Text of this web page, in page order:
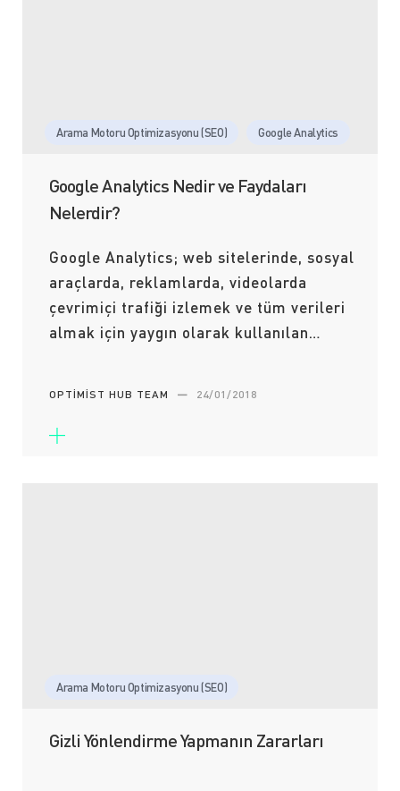
Arama Motoru Optimizasyonu (SEO) Google Analytics
Google Analytics Nedir ve Faydaları
Nelerdir?
Google Analytics; web sitelerinde, sosyal
araçlarda, reklamlarda, videolarda
çevrimiçi trafiği izlemek ve tüm verileri
almak için yaygın olarak kullanılan…
OPTIMIST HUB TEAM — 24/01/2018
Arama Motoru Optimizasyonu (SEO)
Gizli Yönlendirme Yapmanın Zararları